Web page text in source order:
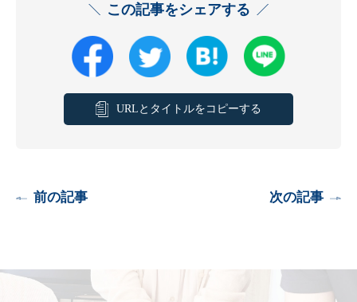
この記事をシェアする
URLとタイトルをコピーする
前の記事 次の記事